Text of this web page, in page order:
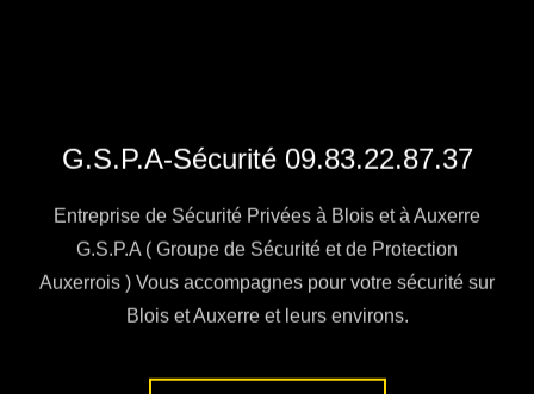
G.S.P.A-Sécurité 09.83.22.87.37
Entreprise de Sécurité Privées à Blois et à Auxerre
G.S.P.A ( Groupe de Sécurité et de Protection
Auxerrois ) Vous accompagnes pour votre sécurité sur
Blois et Auxerre et leurs environs.